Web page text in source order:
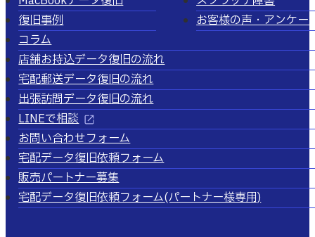
復旧事例
お客様の声・アンケー
コラム
店舗お持込データ復旧の流れ
宅配郵送データ復旧の流れ
出張訪問データ復旧の流れ
LINEで相談
お問い合わせフォーム
宅配データ復旧依頼フォーム
販売パートナー募集
宅配データ復旧依頼フォーム(パートナー様専用)